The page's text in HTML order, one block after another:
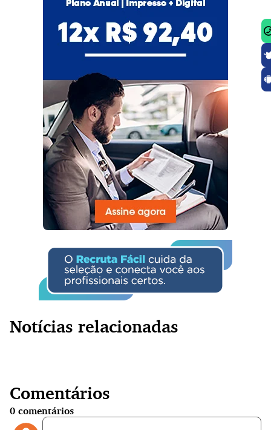
Notícias relacionadas
Comentários
0 comentários